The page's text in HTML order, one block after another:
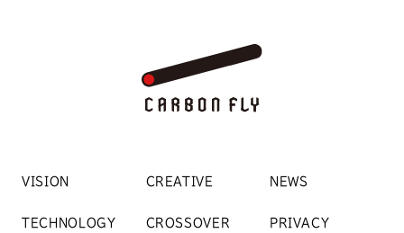
VISION
TECHNOLOGY
CREATIVE
CROSSOVER
NEWS
PRIVACY